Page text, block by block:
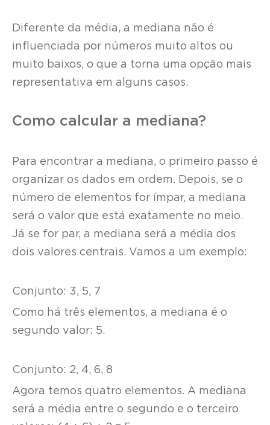
Diferente da média, a mediana não é
influenciada por números muito altos ou
muito baixos, o que a torna uma opção mais
representativa em alguns casos.
Como calcular a mediana?
Para encontrar a mediana, o primeiro passo é
organizar os dados em ordem. Depois, se o
número de elementos for ímpar, a mediana
será o valor que está exatamente no meio.
Já se for par, a mediana será a média dos
dois valores centrais. Vamos a um exemplo:
Conjunto: 3, 5, 7
Como há três elementos, a mediana é o
segundo valor: 5.
Conjunto: 2, 4, 6, 8
Agora temos quatro elementos. A mediana
será a média entre o segundo e o terceiro